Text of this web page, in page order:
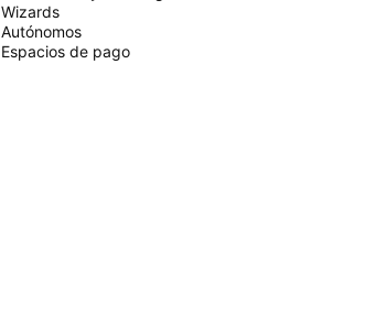
Wizards
Autónomos
Espacios de pago